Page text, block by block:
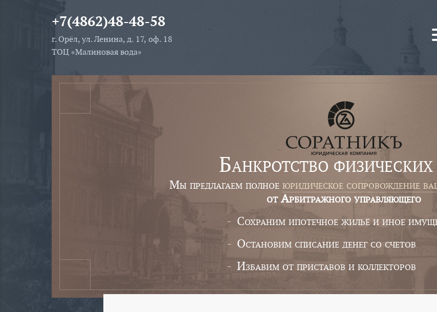
+7(4862)48-48-58
г. Орёл, ул. Ленина, д. 17, оф. 18
ТОЦ «Малиновая вода»
Банкротство
Мы предлагаемполное юридическое сопровождение
от Арбитражного управляющего
Сохраним ипотечное жильё и иное
Остановим списание денег со счетов
Избавим от приставов и коллекторов